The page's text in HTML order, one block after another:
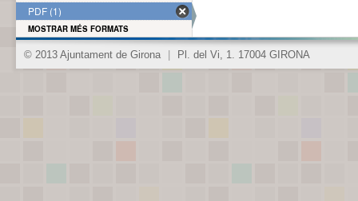
PDF (1)
MOSTRAR MÉS FORMATS
© 2013 Ajuntament de Girona Pl. del Vi, 1. 17004 GIRONA